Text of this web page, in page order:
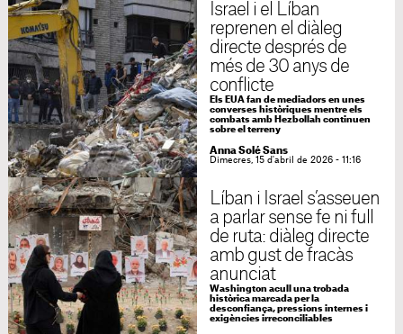
Israel i el Líban
reprenen el diàleg
directe després de
més de 30 anys de
conflicte
Els EUA fan de mediadors en unes
converses històriques mentre els
combats amb Hezbollah continuen
sobre el terreny
Anna Solé Sans
Dimecres, 15 d'abril de 2026 - 11:16
Líban i Israel s’asseuen
a parlar sense fe ni full
de ruta: diàleg directe
amb gust de fracàs
anunciat
Washington acull una trobada
històrica marcada per la
desconfiança, pressions internes i
exigències irreconciliables